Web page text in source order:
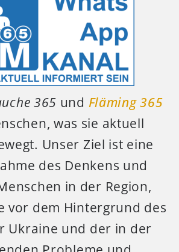
365 und Fläming 365
was sie aktuell
Unser Ziel ist eine
des Denkens und
in der Region,
vor dem Hintergrund des
Ukraine und der in der